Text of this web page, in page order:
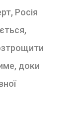
Росія
доки